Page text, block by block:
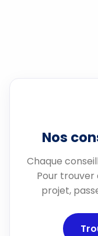
Nos
Chaque
Pour trouver
projet,